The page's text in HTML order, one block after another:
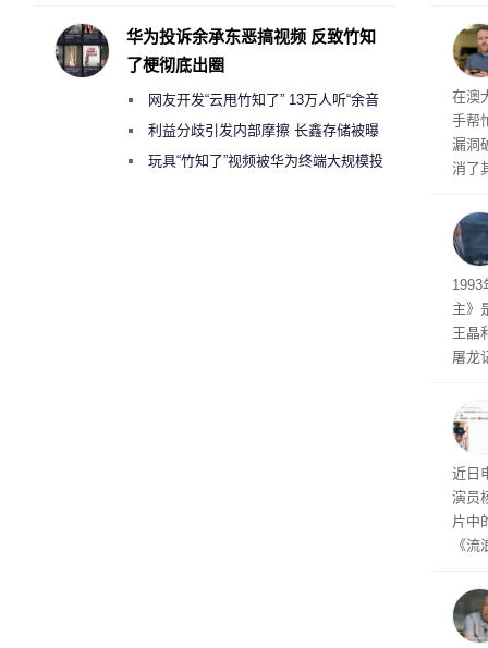
长轨
破
在澳
手帮
漏洞
消了
自
工智
1993
主》
王晶
屠龙
0后
近日
演员
片中
《
乐
~”。
华为投诉余承东恶搞视频 反致竹知
了梗彻底出圈
网友开发“云甩竹知了” 13万人听“余音
绕梁”利益分歧引发内部摩擦 长鑫存储被曝
曾将华为驻场工程师驱逐出研发基地
玩具“竹知了”视频被华为终端大规模投